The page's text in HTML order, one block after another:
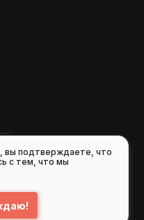
вы подтверждаете, что
с тем, что мы